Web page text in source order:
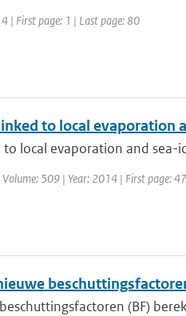
| First page: 1 | Last page: 80
to local evaporation
local evaporation and sea-
509 | Year: 2014 | First page:
(BF)